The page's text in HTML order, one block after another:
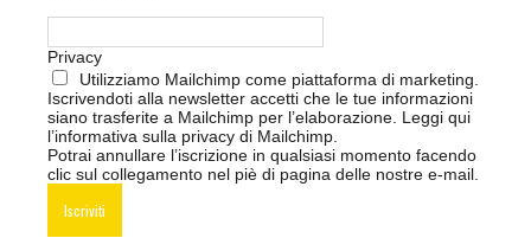
Privacy
Utilizziamo Mailchimp come piattaforma di marketing.
Iscrivendoti alla newsletter accetti che le tue informazioni
siano trasferite a Mailchimp per l’elaborazione. Leggi qui
l’informativa sulla privacy di Mailchimp.
Potrai annullare l’iscrizione in qualsiasi momento facendo
clic sul collegamento nel piè di pagina delle nostre e-mail.